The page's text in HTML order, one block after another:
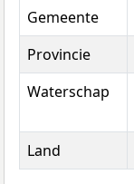
Gemeente
Provincie
Waterschap
Land